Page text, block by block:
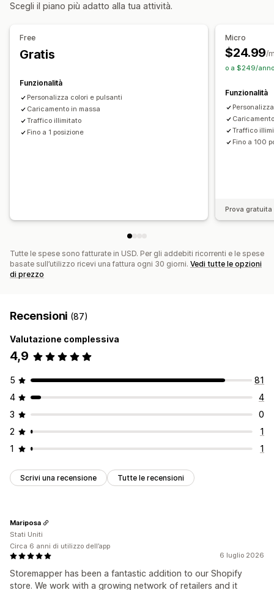
Importazione ed esportazione
Ricerca e filtri
Ricerca per nome del negozio
Completamento automatico
Filtro basato sulla distanza
Analisi
Scegli il piano più adatto alla tua attività.
Free
Gratis
Funzionalità
Personalizza colori e pulsanti
Caricamento in massa
Traffico illimitato
Fino a 1 posizione
Micro
$24.99/
o a $249/
Funzionalità
Traffico
Fino a 100
Prova
Tutte le spese sono fatturate in USD. Per gli addebiti ricorrenti e le spese
basate sull’utilizzo ricevi una fattura ogni 30 giorni. Vedi tutte le opzioni
di prezzo
Recensioni (87)
Valutazione complessiva
4,9
5
81
4
4
3
0
2
1
1
1
Scrivi una recensione Tutte le recensioni
6 luglio 2026
Storemapper has been a fantastic addition to our Shopify
store. We work with a growing network of retailers and it
Mariposa
Stati Uniti
Circa 6 anni di utilizzo dell’app